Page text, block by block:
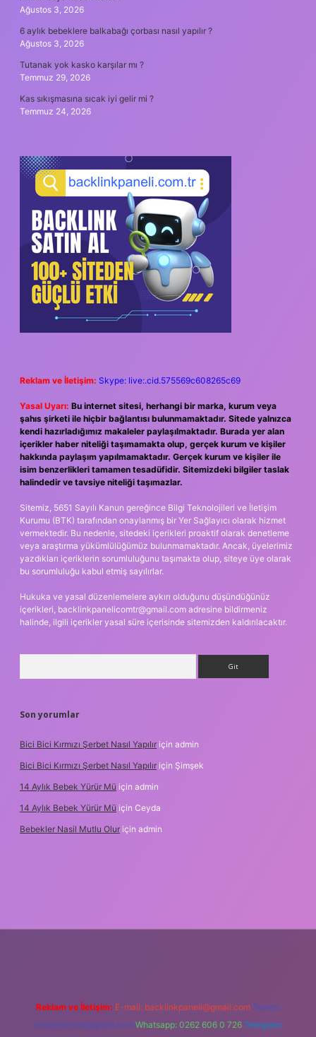
Ağustos 3, 2026
6 aylık bebeklere balkabağı çorbası nasıl yapılır ?
Ağustos 3, 2026
Tutanak yok kasko karşılar mı ?
Temmuz 29, 2026
Kas sıkışmasına sıcak iyi gelir mi ?
Temmuz 24, 2026
Reklam ve İletişim: Skype: live:.cid.575569c608265c69
Yasal Uyarı: Bu internet sitesi, herhangi bir marka, kurum veya
şahıs şirketi ile hiçbir bağlantısı bulunmamaktadır. Sitede yalnızca
kendi hazırladığımız makaleler paylaşılmaktadır. Burada yer alan
içerikler haber niteliği taşımamakta olup, gerçek kurum ve kişiler
hakkında paylaşım yapılmamaktadır. Gerçek kurum ve kişiler ile
isim benzerlikleri tamamen tesadüfidir. Sitemizdeki bilgiler taslak
halindedir ve tavsiye niteliği taşımazlar.
Sitemiz, 5651 Sayılı Kanun gereğince Bilgi Teknolojileri ve İletişim
Kurumu (BTK) tarafından onaylanmış bir Yer Sağlayıcı olarak hizmet
vermektedir. Bu nedenle, sitedeki içerikleri proaktif olarak denetleme
veya araştırma yükümlülüğümüz bulunmamaktadır. Ancak, üyelerimiz
yazdıkları içeriklerin sorumluluğunu taşımakta olup, siteye üye olarak
bu sorumluluğu kabul etmiş sayılırlar.
Hukuka ve yasal düzenlemelere aykırı olduğunu düşündüğünüz
içerikleri, backlinkpanelicomtr@gmail.com adresine bildirmeniz
halinde, ilgili içerikler yasal süre içerisinde sitemizden kaldırılacaktır.
Son yorumlar
Bici Bici Kırmızı Şerbet Nasıl Yapılır için admin
Bici Bici Kırmızı Şerbet Nasıl Yapılır için Şimşek
14 Aylık Bebek Yürür Mü için admin
14 Aylık Bebek Yürür Mü için Ceyda
Bebekler Nasil Mutlu Olur için admin
Reklam ve İletişim: E-mail: backlinkpaneli@gmail.com Teams:
forumhizmeti@gmail.com Whatsapp: 0262 606 0 726 Telegram: